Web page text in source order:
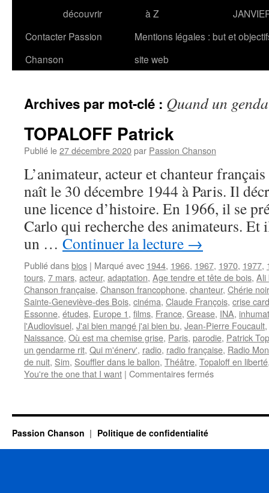
découvrir
à Z
Contacter Passion
Chanson
Mentions légales : but et
site web
Archives par mot-clé : Quand un
TOPALOFF Patrick
Publié le27 décembre 2020par Passion Chanson
L’animateur, acteur et chanteur
naît le 30 décembre 1944 à Paris. Il
une licence d’histoire. En 1966, il se
Carlo qui recherche des animateurs. Et
un … Continuer la lecture →
Publié dansbios | Marqué avec 1944, 1966, 1967, 1970, 1977,
tours, 7 mars, acteur, adaptation, Age tendre et tête de bois, Ali
Chanson française, Chanson francophone, chanteur, Chérie
Sainte-Geneviève-des Bois, cinéma, Claude François, crise
Essonne, études, Europe 1, films, France, Grease, INA,
l'Audiovisuel, J'ai bien mangé j'ai bien bu, Jean-Pierre Foucault,
Naissance, Où est ma chemise grise, Paris, parodie, Patrick
un gendarme rit, Qui m'énerv', radio, radio française, Radio
de nuit, Sim, Souffler dans le ballon, Théâtre, Topaloff en liberté
You're the one that I want | Commentaires ferméssur
Passion Chanson Politique de confidentialité